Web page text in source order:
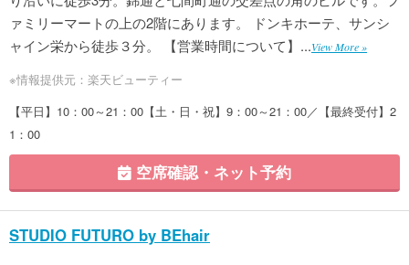
ァミリーマートの上の2階にあります。 ドンキホーテ、サンシ
ャイン栄から徒歩３分。 【営業時間について】...View More »
※情報提供元：楽天ビューティー
【平日】10：00～21：00【土・日・祝】9：00～21：00／【最終受付】2
1：00
空席確認・ネット予約
STUDIO FUTURO by BEhair